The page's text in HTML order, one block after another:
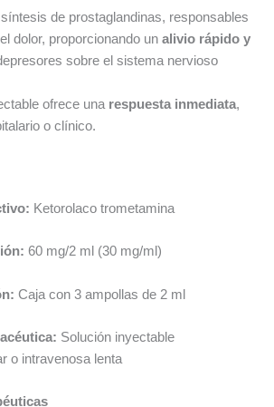
de prostaglandinas, responsables
dolor, proporcionando un alivio rápido y
sobre el sistema nervioso
ofrece una respuesta inmediata,
o clínico.
Ketorolaco trometamina
60 mg/2 ml (30 mg/ml)
Caja con 3 ampollas de 2 ml
Solución inyectable
o intravenosa lenta